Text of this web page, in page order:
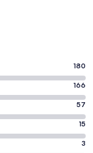
180
166
57
15
3